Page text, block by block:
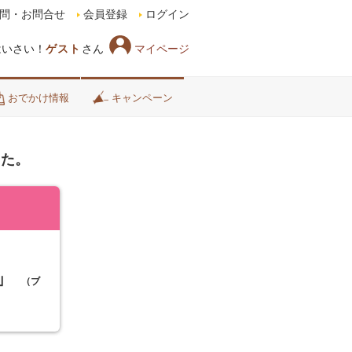
さい！ ゲスト さん マイページ
・お問合せ 会員登録 ログイン
おでかけ情報 キャンペーン
。
（ブ